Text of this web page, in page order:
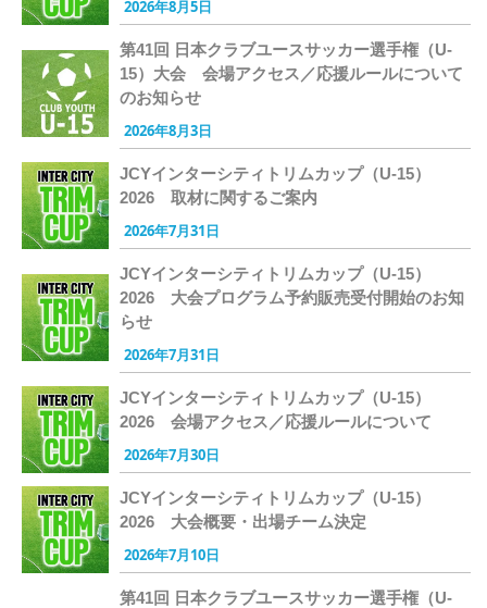
2026年8月5日
第41回 日本クラブユースサッカー選手権（U-
15）大会 会場アクセス／応援ルールについて
のお知らせ
2026年8月3日
JCYインターシティトリムカップ（U-15）
2026 取材に関するご案内
2026年7月31日
JCYインターシティトリムカップ（U-15）
2026 大会プログラム予約販売受付開始のお知
らせ
2026年7月31日
JCYインターシティトリムカップ（U-15）
2026 会場アクセス／応援ルールについて
2026年7月30日
JCYインターシティトリムカップ（U-15）
2026 大会概要・出場チーム決定
2026年7月10日
第41回 日本クラブユースサッカー選手権（U-